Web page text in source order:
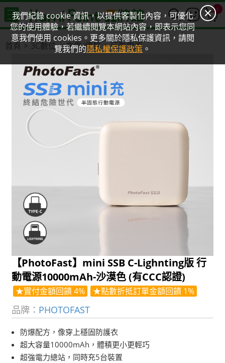
我們紀錄 cookie 資訊，以提供客製化內容，可優化
您的使用體驗，若繼續閱覽本網站內容，即表示您同
意我們使用 cookies。更多關於隱私保護資訊，請閱
覽我們的隱私權保護政策 。
0
首頁 3C數位 充電/傳輸 行動電源
【PhotoFast】mini SSB C-Lighnting版 行
動電源10000mAh-沙漠色 (有CCC認證)
★實付金額回饋 4% ★點數折抵訂單金額回饋 1%
品牌： PHOTOFAST
防爆配方，像穿上穩固防護衣
超大容量10000mAh，體積更小更輕巧
超強電力總站，同時充5台裝置